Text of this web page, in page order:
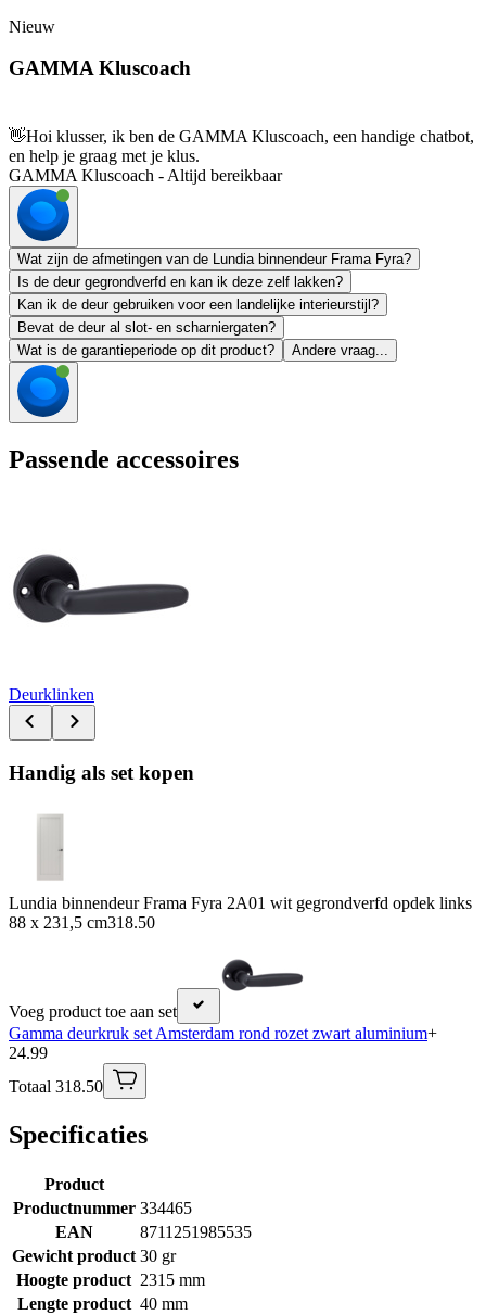
Nieuw
GAMMA Kluscoach
👋Hoi klusser, ik ben de GAMMA Kluscoach, een handige chatbot,
en help je graag met je klus.
GAMMA Kluscoach - Altijd bereikbaar
Wat zijn de afmetingen van de Lundia binnendeur Frama Fyra?
Is de deur gegrondverfd en kan ik deze zelf lakken?
Kan ik de deur gebruiken voor een landelijke interieurstijl?
Bevat de deur al slot- en scharniergaten?
Wat is de garantieperiode op dit product?
Andere vraag...
Passende accessoires
Deurklinken
Handig als set kopen
Lundia binnendeur Frama Fyra 2A01 wit gegrondverfd opdek links
88 x 231,5 cm318.50
Voeg product toe aan set
Gamma deurkruk set Amsterdam rond rozet zwart aluminium+
24.99
Totaal 318.50
Specificaties
Product
Productnummer 334465
EAN
8711251985535
Gewicht product 30 gr
Hoogte product 2315 mm
Lengte product 40 mm